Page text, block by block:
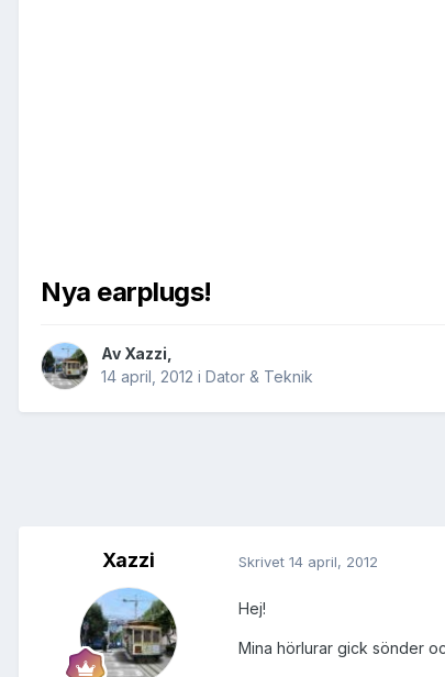
Nya earplugs!
Av Xazzi
14 april, 2012 i Dator & Teknik
Xazzi Skrivet 14 april, 2012
Hej!
Mina hörlurar gick sönder